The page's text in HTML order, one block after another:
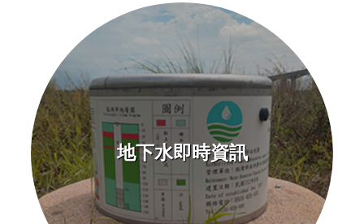
地下水即時資訊